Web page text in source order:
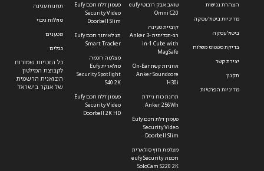
הצהרת נגישות
מדיניות ביטול עסקה
ביטול עסקה
בדיקת סטטוס משלוח
יצירת קשר
תקנון
מדיניות הפרטיות
שואב אבק רובוטי eufy
Omni C20
קוביית טעינה
רב-תכליתית Anker 3-
in-1 Cube with
MagSafe
אוזניות קשת On-Ear
Anker Soundcore
H30i
תחנת כוח ניידת
Anker 256Wh
פעמון דלת חכם Eufy
Security Video
Doorbell Slim
מצלמת חוץ סולארית
חכמה eufy Security
SoloCam S220 2K
פעמון דלת חכם Eufy
Security Video
Doorbell Slim
תג לאיתור חכם Eufy
Smart Tracker
מצלמה חכמה
סולארית Eufy
Security Spotlight
S40 2K
פעמון דלת חכם Eufy
Security Video
Doorbell 2K HD
תחנות עגינה
סוללות גיבוי
מטענים
כבלים
כל הזכויות שמורות
לקבוצת המילטון
היבואנית הרשמית
של אנקר בישראל